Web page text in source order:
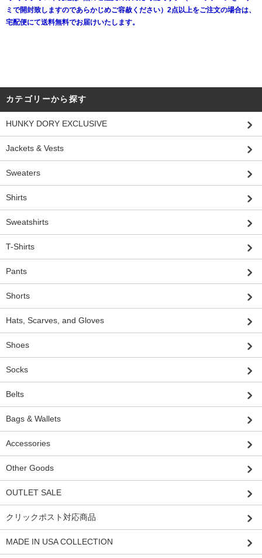
ミで開封致しますのであらかじめご容赦ください）2点以上をご注文の場合は、
宅配便にて送料無料でお届けいたします。
カテゴリーから探す
HUNKY DORY EXCLUSIVE
Jackets & Vests
Sweaters
Shirts
Sweatshirts
T-Shirts
Pants
Shorts
Hats, Scarves, and Gloves
Shoes
Socks
Belts
Bags & Wallets
Accessories
Other Goods
OUTLET SALE
クリックポスト対応商品
MADE IN USA COLLECTION